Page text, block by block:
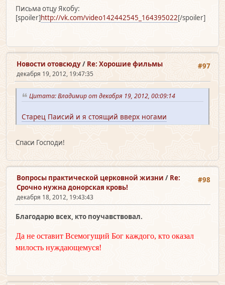
Письма отцу Якобу:
[spoiler]http://vk.com/video142442545_164395022[/spoiler]
#97
Новости отовсюду/ Re: Хорошие фильмы
декабря 19, 2012, 19:47:35
Цитата: Владимир от декабря 19, 2012, 00:09:14
Старец Паисий и я стоящий вверх ногами
Спаси Господи!
#98
Вопросы практической церковной жизни / Re:
Срочно нужна донорская кровь!
декабря 18, 2012, 19:43:43
Благодарю всех, кто поучавствовал.
Да не оставит Всемогущий Бог каждого, кто оказал
милость нуждающемуся!